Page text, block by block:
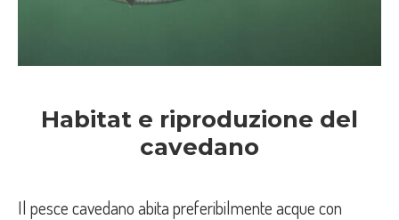
Habitat e riproduzione del
cavedano
Il pesce cavedano abita preferibilmente acque con